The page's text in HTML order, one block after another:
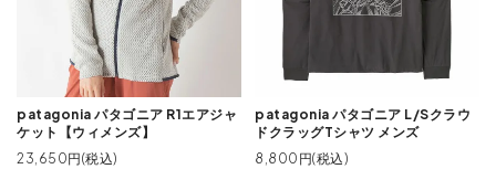
patagonia パタゴニア R1エアジャ
ケット【ウィメンズ】
23,650円(税込)
patagonia パタゴニア L/Sクラウ
ドクラッグTシャツ メンズ
8,800円(税込)